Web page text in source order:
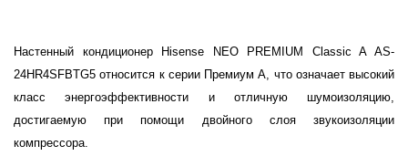
Настенный кондиционер Hisense NEO PREMIUM Classic A AS-
24HR4SFBTG5 относится к серии Премиум A, что означает высокий
класс энергоэффективности и отличную шумоизоляцию,
достигаемую при помощи двойного слоя звукоизоляции
компрессора.